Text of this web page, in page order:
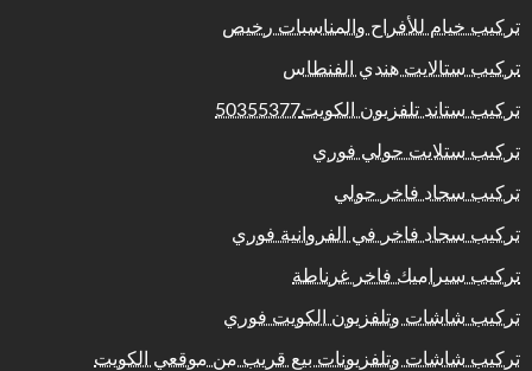
تركيب خيام للأفراح والمناسبات رخيص
تركيب ستالايت هندي الفنطاس
تركيب ستاند تلفزيون الكويت50355377
تركيب ستلايت حولي فوري
تركيب سجاد فاخر حولي
تركيب سجاد فاخر في الفروانية فوري
تركيب سيراميك فاخر غرناطة
تركيب شاشات وتلفزيون الكويت فوري
تركيب شاشات وتلفزيونات بيع قريب من موقعي الكويت